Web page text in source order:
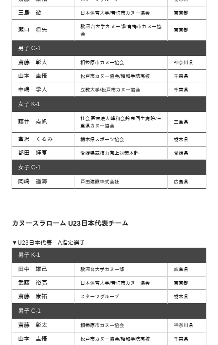
三島 遊 日本体育大学/青梅市カヌー協会 東京都
瀧口 将矢
駿河台大学カヌー部/青梅市カヌー協
会
東京都
男子 C-1
齋藤 彰太 相模原市カヌー協会 神奈川県
山本 圭悟 松戸市カヌー協会/昭和学院高校 千葉県
中嶋 学人 立教大学/松戸市カヌー協会 千葉県
女子 K-1
藤井 南帆
社会医療法人峰和会鈴鹿回生病院/三
重県カヌー協会
三重県
富沢 くるみ 栃木県スポーツ協会 栃木県
都田 輝夏 愛媛県競技力向上対策本部 愛媛県
女子 C-1
岡崎 遥海 戸田建設株式会社 広島県
カヌースラローム U23日本代表チーム
▼U23日本代表 A指定選手
男子 K-1
田中 雄己 駿河台大学カヌー部 岐阜県
武藤 裕亮 日本体育大学/青梅市カヌー協会 東京都
齋藤 康祐 スターツグループ 栃木県
男子 C-1
齋藤 彰太 相模原市カヌー協会 神奈川県
山本 圭悟 松戸市カヌー協会/昭和学院高校 千葉県